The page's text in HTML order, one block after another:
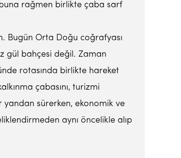
buna rağmen birlikte çaba sarf
Bugün Orta Doğu coğrafyası
gül bahçesi değil. Zaman
rotasında birlikte hareket
çabasını, turizmi
yandan sürerken, ekonomik ve
aynı öncelikle alıp